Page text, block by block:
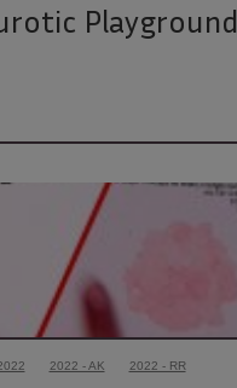
Playground
2022 - AK 2022 - RR